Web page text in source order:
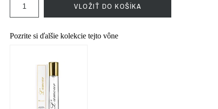
VLOŽIŤ DO KOŠÍKA
Pozrite si ďalšie kolekcie tejto vône